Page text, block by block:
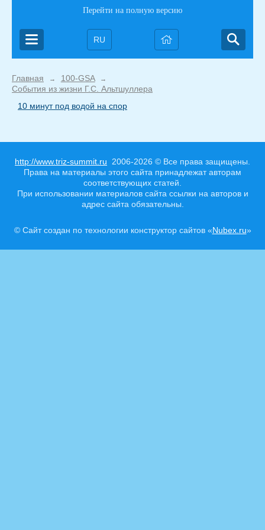
Перейти на полную версию
RU
Главная → 100-GSA →
События из жизни Г.С. Альтшуллера
10 минут под водой на спор
http://www.triz-summit.ru 2006-2026 © Все права защищены.
Права на материалы этого сайта принадлежат авторам
соответствующих статей.
При использовании материалов сайта ссылки на авторов и
адрес сайта обязательны.
© Сайт создан по технологии конструктор сайтов «Nubex.ru»